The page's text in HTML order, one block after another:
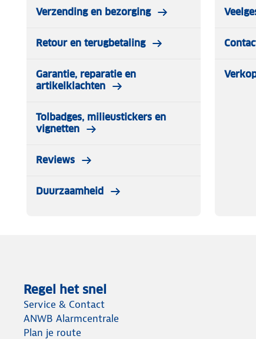
Verzending en bezorging
Retour en terugbetaling
Garantie, reparatie en
artikelklachten
Tolbadges, milieustickers en
vignetten
Reviews
Duurzaamheid
Regel het snel
Service & Contact
ANWB Alarmcentrale
Plan je route